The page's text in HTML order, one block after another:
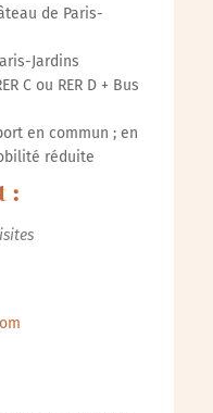
de Paris-
Jardins
C ou RER D + Bus
en commun ; en
réduite
: